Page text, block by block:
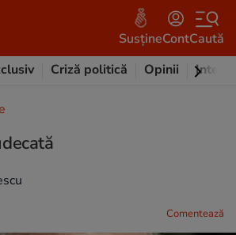
SusțineContCaută
Criză politică Opinii
Comentează